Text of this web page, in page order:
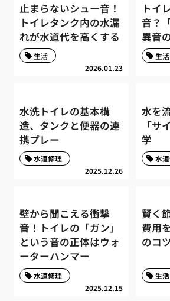
止まらないシュー音！
トイレタンク内の水漏
れが水道代を高くする
2026.01.23
生活
トイ
音？
異音
生活
水洗トイレの基本構
造、タンクと便器の連
携プレー
2025.12.26
水道修理
水を
「サ
学
水
壁から聞こえる衝撃
音！トイレの「ガン」
という音の正体はウォ
ーターハンマー
2025.12.15
水道修理
賢く
費用
のコ
生活